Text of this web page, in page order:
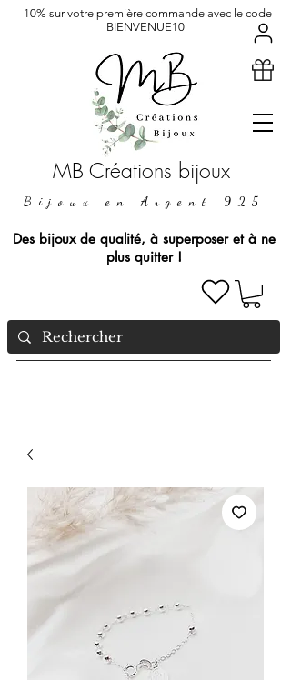
MB Créations bijoux
Bijoux en Argent 925
Des bijoux de qualité, à superposer et à ne
plus quitter !
-10% sur votre première commande avec le code
BIENVENUE10